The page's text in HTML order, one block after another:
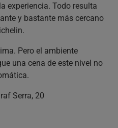
experiencia. Todo resulta
y bastante más cercano
Pero el ambiente
una cena de este nivel no
Serra, 20